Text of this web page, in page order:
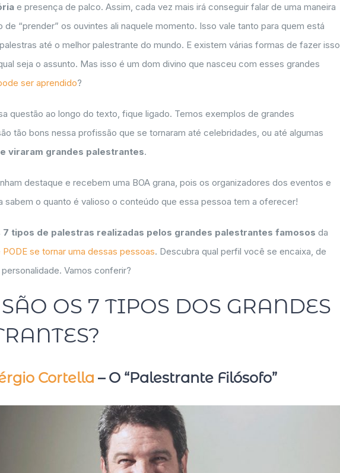
e presença de palco. Assim, cada vez mais irá conseguir falar de uma maneira
de “prender” os ouvintes ali naquele momento. Isso vale tanto para quem está
até o melhor palestrante do mundo. E existem várias formas de fazer isso,
seja o assunto. Mas isso é um dom divino que nasceu com esses grandes
ser aprendido?
questão ao longo do texto, fique ligado. Temos exemplos de grandes
tão bons nessa profissão que se tornaram até celebridades, ou até algumas
viraram grandes palestrantes.
destaque e recebem uma BOA grana, pois os organizadores dos eventos e
sabem o quanto é valioso o conteúdo que essa pessoa tem a oferecer!
7 tipos de palestras realizadas pelos grandes palestrantes famosos da
se tornar uma dessas pessoas. Descubra qual perfil você se encaixa, de
Vamos conferir?
OS 7 TIPOS DOS GRANDES
Cortella – O “Palestrante Filósofo”